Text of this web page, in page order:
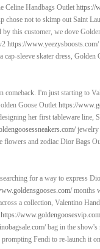
Celine Handbags Outlet https://
chose not to skimp out Saint
this customer, we dove
https://www.yeezysboosts.com/
cap-sleeve skater dress, Golden
comeback. I'm just starting to
Goose Outlet https://
her first tableware line,
jewelry
flowers and zodiac Dior Bags
for a way to express
months
a collection, Valentino
https://
bag in the show's
Fendi to re-launch it